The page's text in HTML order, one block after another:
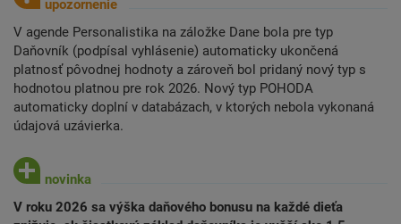
V agende Personalistika na záložke Dane bola pre typ
Daňovník (podpísal vyhlásenie) automaticky ukončená
platnosť pôvodnej hodnoty a zároveň bol pridaný nový typ s
hodnotou platnou pre rok 2026. Nový typ POHODA
automaticky doplní v databázach, v ktorých nebola vykonaná
údajová uzávierka.
V roku 2026 sa výška daňového bonusu na každé dieťa